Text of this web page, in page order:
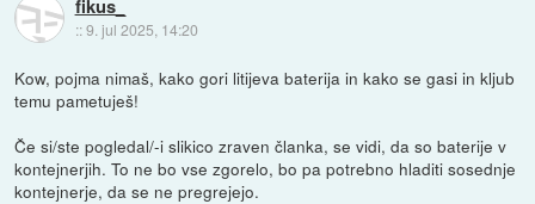
fikus_
::9. jul 2025, 14:20
Kow, pojma nimaš, kako gori litijeva baterija in kako se gasi in kljub
temu pametuješ!
Če si/ste pogledal/-i slikico zraven članka, se vidi, da so baterije v
kontejnerjih. To ne bo vse zgorelo, bo pa potrebno hladiti sosednje
kontejnerje, da se ne pregrejejo.